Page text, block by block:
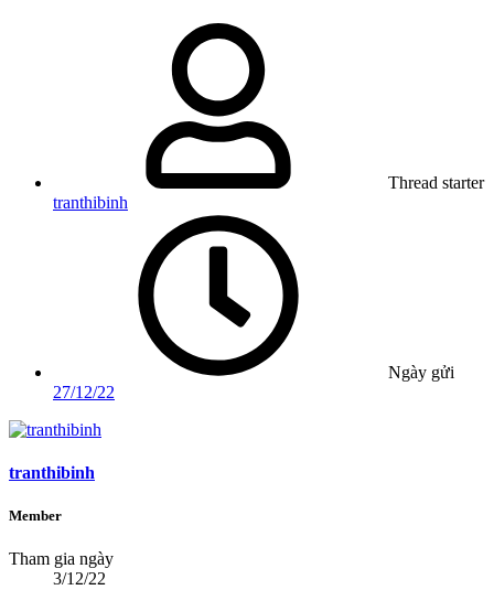
Thread starter
tranthibinh
Ngày gửi
27/12/22
tranthibinh
Member
Tham gia ngày
3/12/22